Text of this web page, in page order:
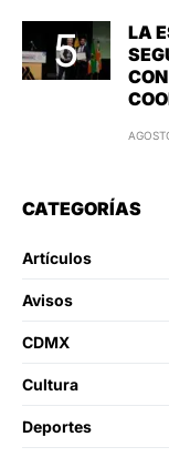
LA
CATEGORÍAS
Artículos
Avisos
CDMX
Cultura
Deportes